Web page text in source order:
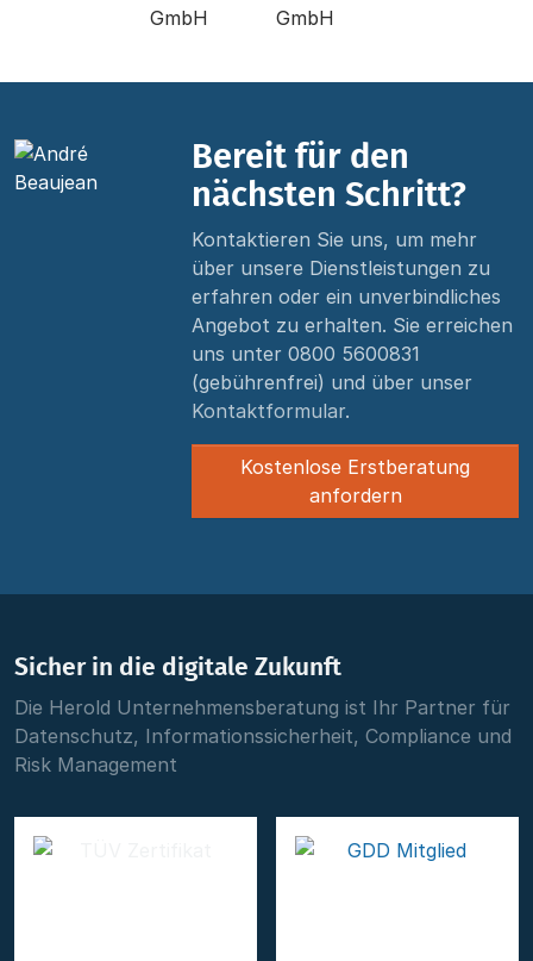
Bereit für den
nächsten Schritt?
Kontaktieren Sie uns, um mehr
über unsere Dienstleistungen zu
erfahren oder ein unverbindliches
Angebot zu erhalten. Sie erreichen
uns unter0800 5600831
(gebührenfrei) und über unser
Kontaktformular.
Kostenlose Erstberatung
anfordern
Sicher in die digitale Zukunft
Die Herold Unternehmensberatung ist Ihr Partner für
Datenschutz, Informationssicherheit, Compliance und
Risk Management